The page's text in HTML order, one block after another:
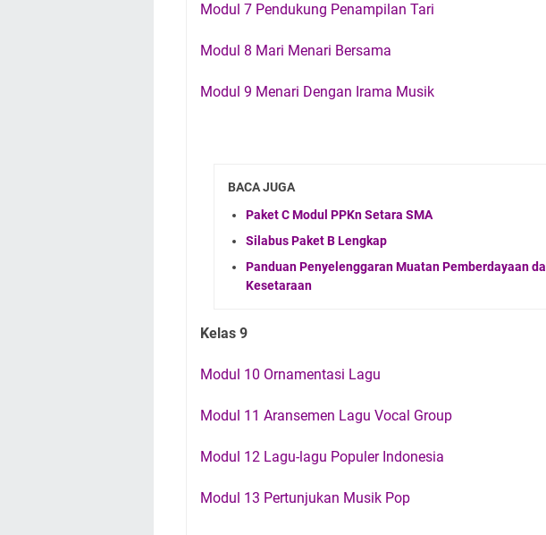
Modul 7 Pendukung Penampilan Tari
Modul 8 Mari Menari Bersama
Modul 9 Menari Dengan Irama Musik
BACA JUGA
Paket C Modul PPKn Setara SMA
Silabus Paket B Lengkap
Panduan Penyelenggaran Muatan Pemberdayaan
Kesetaraan
Kelas 9
Modul 10 Ornamentasi Lagu
Modul 11 Aransemen Lagu Vocal Group
Modul 12 Lagu-lagu Populer Indonesia
Modul 13 Pertunjukan Musik Pop